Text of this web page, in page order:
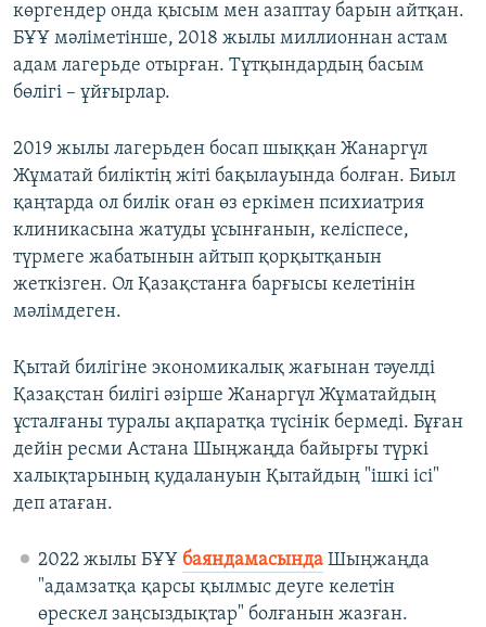
көргендер онда қысым мен азаптау барын айтқан.
БҰҰ мәліметінше, 2018 жылы миллионнан астам
адам лагерьде отырған. Тұтқындардың басым
бөлігі – ұйғырлар.
2019 жылы лагерьден босап шыққан Жанаргүл
Жұматай биліктің жіті бақылауында болған. Биыл
қаңтарда ол билік оған өз еркімен психиатрия
клиникасына жатуды ұсынғанын, келіспесе,
түрмеге жабатынын айтып қорқытқанын
жеткізген. Ол Қазақстанға барғысы келетінін
мәлімдеген.
Қытай билігіне экономикалық жағынан тәуелді
Қазақстан билігі әзірше Жанаргүл Жұматайдың
ұсталғаны туралы ақпаратқа түсінік бермеді. Бұған
дейін ресми Астана Шыңжаңда байырғы түркі
халықтарының қудалануын Қытайдың "ішкі ісі"
деп атаған.
2022 жылы БҰҰ баяндамасында Шыңжаңда
"адамзатқа қарсы қылмыс деуге келетін
өрескел заңсыздықтар" болғанын жазған.